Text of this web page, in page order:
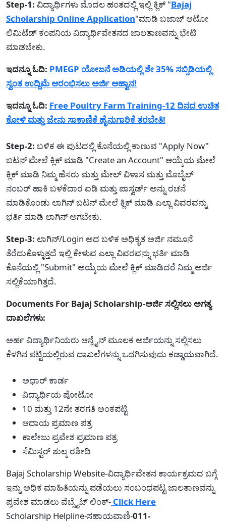
Step-1: ವಿದ್ಯಾರ್ಥಿಗಳು ಮೊದಲ ಹಂತದಲ್ಲಿ ಇಲ್ಲಿ ಕ್ಲಿಕ್ "Bajaj
Scholarship Online Application"ಮಾಡಿ ಬಜಾಜ್ ಆಟೋ
ಲಿಮಿಟೆಡ್ ಕಂಪನಿಯ ವಿದ್ಯಾರ್ಥಿವೇತನದ ಜಾಲತಾಣವನ್ನು ಭೇಟಿ
ಮಾಡಬೇಕು.
ಇದನ್ನೂ ಓದಿ: PMEGP ಯೋಜನೆ ಅಡಿಯಲ್ಲಿ ಶೇ 35% ಸಬ್ಸಿಡಿಯಲ್ಲಿ
ಸ್ವಂತ ಉದ್ದಿಮೆ ಆರಂಭಿಸಲು ಅರ್ಜಿ ಆಹ್ವಾನ!
ಇದನ್ನೂ ಓದಿ: Free Poultry Farm Training-12 ದಿನದ ಉಚಿತ
ಕೋಳಿ ಮತ್ತು ಜೇನು ಸಾಕಾಣಿಕೆ ಹೈನುಗಾರಿಕೆ ತರಬೇತಿ!
Step-2: ಬಳಿಕ ಈ ಪುಟದಲ್ಲಿ ಕೊನೆಯಲ್ಲಿ ಕಾಣುವ "Apply Now"
ಬಟನ್ ಮೇಲೆ ಕ್ಲಿಕ್ ಮಾಡಿ "Create an Account" ಆಯ್ಕೆಯ ಮೇಲೆ
ಕ್ಲಿಕ್ ಮಾಡಿ ನಿಮ್ಮ ಹೆಸರು ಮತ್ತು ಮೇಲ್ ವಿಳಾಸ ಮತ್ತು ಮೊಬೈಲ್
ನಂಬರ್ ಹಾಕಿ ಬಳಕೆದಾರ ಐಡಿ ಮತ್ತು ಪಾಸ್ವರ್ಡ್ ಅನ್ನು ರಚನೆ
ಮಾಡಿಕೊಂಡು ಲಾಗಿನ್ ಬಟನ್ ಮೇಲೆ ಕ್ಲಿಕ್ ಮಾಡಿ ಎಲ್ಲಾ ವಿವರವನ್ನು
ಭರ್ತಿ ಮಾಡಿ ಲಾಗಿನ್ ಅಗಬೇಕು.
Step-3: ಲಾಗಿನ್/Login ಅದ ಬಳಿಕ ಅಧಿಕೃತ ಅರ್ಜಿ ನಮೂನೆ
ತೆರೆದುಕೊಳ್ಳುತ್ತದೆ ಇಲ್ಲಿ ಕೇಳುವ ಎಲ್ಲಾ ವಿವರವನ್ನು ಭರ್ತಿ ಮಾಡಿ
ಕೊನೆಯಲ್ಲಿ "Submit" ಅಯ್ಕೆಯ ಮೇಲೆ ಕ್ಲಿಕ್ ಮಾಡಿದರೆ ನಿಮ್ಮ ಅರ್ಜಿ
ಸಲ್ಲಿಕೆಯಾಗಿತ್ತದೆ.
Documents For Bajaj Scholarship-ಅರ್ಜಿ ಸಲ್ಲಿಸಲು ಅಗತ್ಯ
ದಾಖಲೆಗಳು:
ಅರ್ಹ ವಿದ್ಯಾರ್ಥಿನಿಯರು ಆನ್ಲೈನ್ ಮೂಲಕ ಅರ್ಜಿಯನ್ನು ಸಲ್ಲಿಸಲು
ಕೆಳಗಿನ ಪಟ್ಟಿಯಲ್ಲಿರುವ ದಾಖಲೆಗಳನ್ನು ಒದಗಿಸುವುದು ಕಡ್ಡಾಯವಾಗಿದೆ.
ಅಧಾರ್ ಕಾರ್ಡ
ವಿದ್ಯಾರ್ಥಿಯ ಪೋಟೋ
10 ಮತ್ತು 12ನೇ ತರಗತಿ ಅಂಕಪಟ್ಟಿ
ಆದಾಯ ಪ್ರಮಾಣ ಪತ್ರ
ಕಾಲೇಜು ಪ್ರವೇಶ ಪ್ರಮಾಣ ಪತ್ರ
ಸೆಮಿಸ್ಟರ್ ಶುಲ್ಕ ರಶೀದಿ
Bajaj Scholarship Website-ವಿದ್ಯಾರ್ಥಿವೇತನ ಕಾರ್ಯಕ್ರಮದ ಬಗ್ಗೆ
ಇನ್ನು ಅಧಿಕ ಮಾಹಿತಿಯನ್ನು ಪಡೆಯಲು ಸಂಬಂಧಪಟ್ಟ ಜಾಲತಾಣವನ್ನು
ಪ್ರವೇಶ ಮಾಡಲು ವೆಬ್ಸೈಟ್ ಲಿಂಕ್- Click Here
Scholarship Helpline-ಸಹಾಯವಾಣಿ-011-